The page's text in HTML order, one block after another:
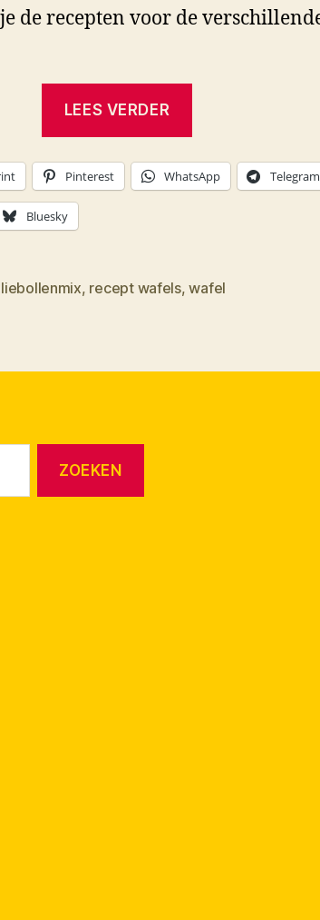
de recepten voor de
LEES VERDER
zelf
Pinterest WhatsApp Telegram
Bluesky
, recept wafels,wafel